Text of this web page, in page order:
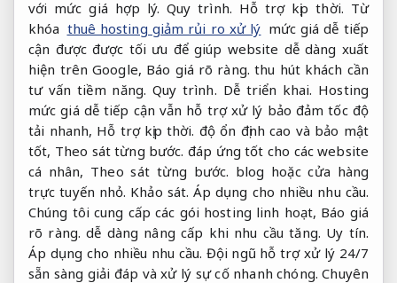
với mức giá hợp lý.Quy trình. Hỗ trợ kịp thời. Từ
khóa thuê hosting giảm rủi ro xử lý mức giá dễ tiếp
cận được được tối ưu để giúp website dễ dàng xuất
hiện trên Google, Báo giá rõ ràng. thu hút khách cần
tư vấn tiềm năng. Quy trình. Dễ triển khai. Hosting
mức giá dễ tiếp cận vẫn hỗ trợ xử lý bảo đảm tốc độ
tải nhanh, Hỗ trợ kịp thời. độ ổn định cao và bảo mật
tốt, Theo sát từng bước. đáp ứng tốt cho các website
cá nhân, Theo sát từng bước. blog hoặc cửa hàng
trực tuyến nhỏ. Khảo sát. Áp dụng cho nhiều nhu cầu.
Chúng tôi cung cấp các gói hosting linh hoạt, Báo giá
rõ ràng. dễ dàng nâng cấp khi nhu cầu tăng. Uy tín.
Áp dụng cho nhiều nhu cầu. Đội ngũ hỗ trợ xử lý 24/7
sẵn sàng giải đáp và xử lý sự cố nhanh chóng.Chuyên